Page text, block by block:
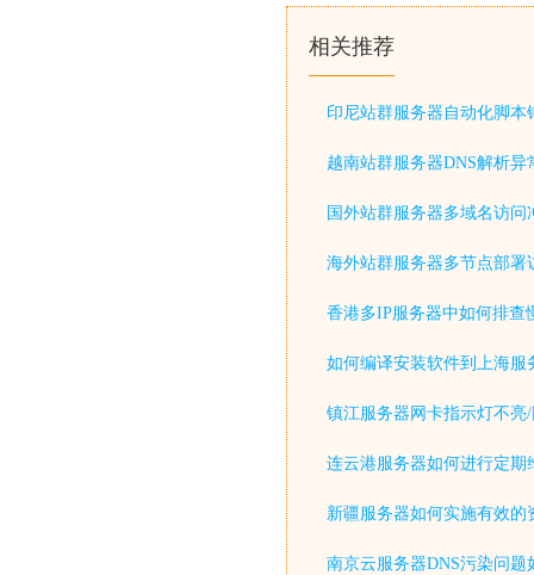
相关推荐
印尼站群服务器自动化脚本
越南站群服务器DNS解析异
国外站群服务器多域名访问
海外站群服务器多节点部署
香港多IP服务器中如何排查
如何编译安装软件到上海服
镇江服务器网卡指示灯不亮
连云港服务器如何进行定期
新疆服务器如何实施有效的
南京云服务器DNS污染问题